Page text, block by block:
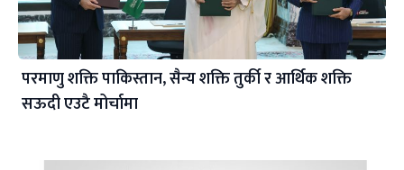
परमाणु शक्ति पाकिस्तान, सैन्य शक्ति तुर्की र आर्थिक शक्ति
सऊदी एउटै मोर्चामा